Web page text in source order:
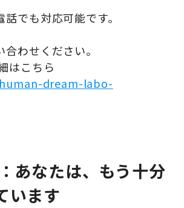
でも対応可能です。
わせください。
はこちら
dream-labo-
あなたは、もう十分
います